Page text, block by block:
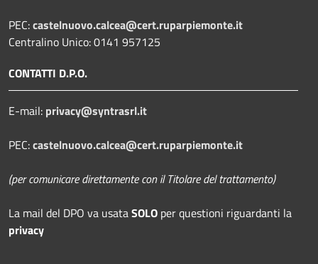
PEC:castelnuovo.calcea@cert.ruparpiemonte.it
Centralino Unico: 0141 957125
CONTATTI D.P.O.
E-mail: privacy@syntrasrl.it
PEC:castelnuovo.calcea@cert.ruparpiemonte.it
(per comunicare direttamente con il Titolare del trattamento)
La mail del DPO va usataSOLO per questioni riguardanti la
privacy